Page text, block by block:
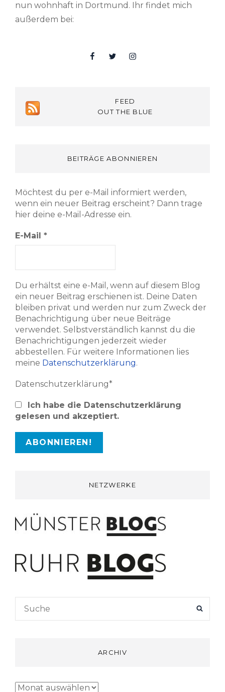
nun wohnhaft in Dortmund. Ihr findet mich
außerdem bei:
FacebookTwitterInsta
FEED
OUT THE BLUE
BEITRÄGE ABONNIEREN
Möchtest du per e-Mail informiert werden,
wenn ein neuer Beitrag erscheint? Dann trage
hier deine e-Mail-Adresse ein.
E-Mail *
Du erhältst eine e-Mail, wenn auf diesem Blog
ein neuer Beitrag erschienen ist. Deine Daten
bleiben privat und werden nur zum Zweck der
Benachrichtigung über neue Beiträge
verwendet. Selbstverständlich kannst du die
Benachrichtigungen jederzeit wieder
abbestellen. Für weitere Informationen lies
meine Datenschutzerklärung.
Datenschutzerklärung*
Ich habe die Datenschutzerklärung
gelesen und akzeptiert.
NETZWERKE
Search
ARCHIV
Archiv